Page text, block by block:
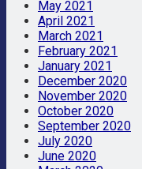
May 2021
April 2021
March 2021
February 2021
January 2021
December 2020
November 2020
October 2020
September 2020
July 2020
June 2020